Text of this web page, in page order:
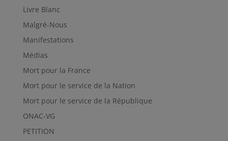
Livre Blanc
Malgré-Nous
Manifestations
Médias
Mort pour la France
Mort pour le service de la Nation
Mort pour le service de la République
ONAC-VG
PETITION